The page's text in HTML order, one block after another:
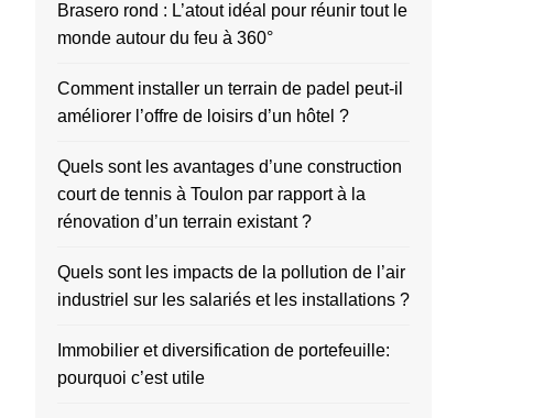
Brasero rond : L’atout idéal pour réunir tout le
monde autour du feu à 360°
Comment installer un terrain de padel peut-il
améliorer l’offre de loisirs d’un hôtel ?
Quels sont les avantages d’une construction
court de tennis à Toulon par rapport à la
rénovation d’un terrain existant ?
Quels sont les impacts de la pollution de l’air
industriel sur les salariés et les installations ?
Immobilier et diversification de portefeuille:
pourquoi c’est utile